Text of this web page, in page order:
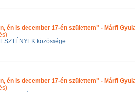
én is december 17-én születtem" - Márfi
közössége
én is december 17-én születtem" - Márfi